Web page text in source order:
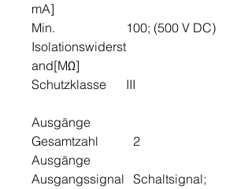
mA]
Min.
Isolationswiderst
and[MΩ]
100; (500 V DC)
Schutzklasse III
Ausgänge
Gesamtzahl
Ausgänge
2
Ausgangssignal Schaltsignal;